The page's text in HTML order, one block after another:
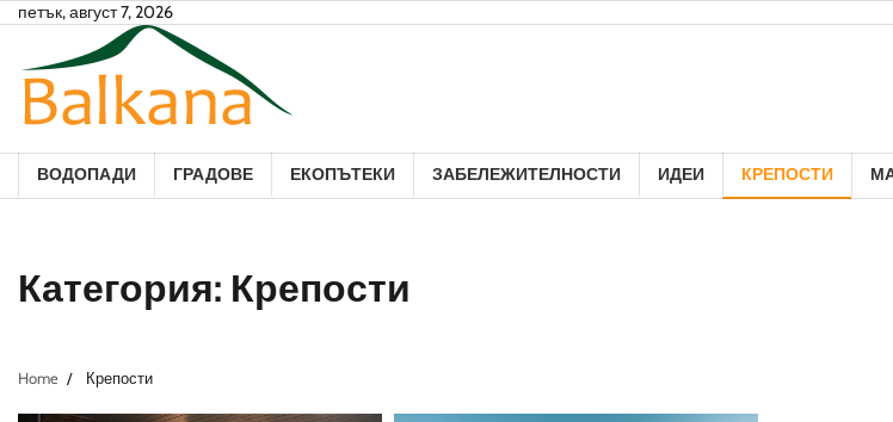
Skip
content
петък, август 7, 2026
ВОДОПАДИ ГРАДОВЕ ЕКОПЪТЕКИ ЗАБЕЛЕЖИТЕЛНОСТИ ИДЕИ КРЕПОСТИ
Категория: Крепости
Home Крепости